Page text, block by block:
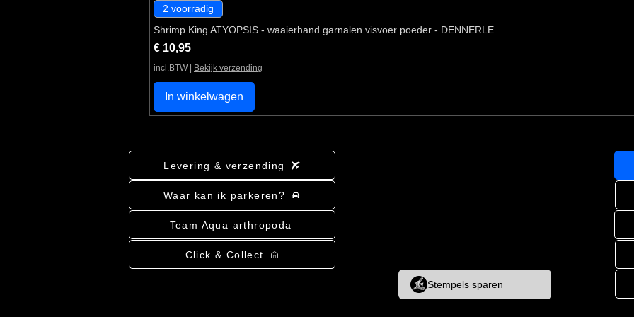
2 voorradig
Shrimp King ATYOPSIS - waaierhand garnalen visvoer poeder - DENNERLE
Prijs
€ 10,95
incl.BTW Bekijk verzending
In winkelwagen
Levering & verzending
Waar kan ik parkeren?
Team Aqua arthropoda
Click & Collect
Stempels sparen